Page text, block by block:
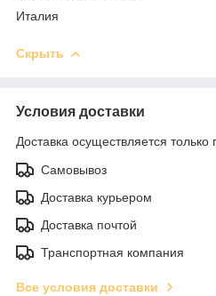
Италия
Скрыть
Условия доставки
Доставка осуществляется только
Самовывоз
Доставка курьером
Доставка почтой
Транспортная компания
Все условия доставки